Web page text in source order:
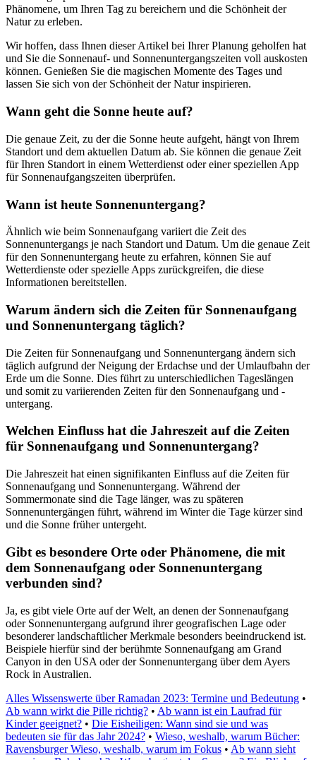
Phänomene, um Ihren Tag zu bereichern und die Schönheit der
Natur zu erleben.
Wir hoffen, dass Ihnen dieser Artikel bei Ihrer Planung geholfen hat
und Sie die Sonnenauf- und Sonnenuntergangszeiten voll auskosten
können. Genießen Sie die magischen Momente des Tages und
lassen Sie sich von der Schönheit der Natur inspirieren.
Wann geht die Sonne heute auf?
Die genaue Zeit, zu der die Sonne heute aufgeht, hängt von Ihrem
Standort und dem aktuellen Datum ab. Sie können die genaue Zeit
für Ihren Standort in einem Wetterdienst oder einer speziellen App
für Sonnenaufgangszeiten überprüfen.
Wann ist heute Sonnenuntergang?
Ähnlich wie beim Sonnenaufgang variiert die Zeit des
Sonnenuntergangs je nach Standort und Datum. Um die genaue Zeit
für den Sonnenuntergang heute zu erfahren, können Sie auf
Wetterdienste oder spezielle Apps zurückgreifen, die diese
Informationen bereitstellen.
Warum ändern sich die Zeiten für Sonnenaufgang
und Sonnenuntergang täglich?
Die Zeiten für Sonnenaufgang und Sonnenuntergang ändern sich
täglich aufgrund der Neigung der Erdachse und der Umlaufbahn der
Erde um die Sonne. Dies führt zu unterschiedlichen Tageslängen
und somit zu variierenden Zeiten für den Sonnenaufgang und -
untergang.
Welchen Einfluss hat die Jahreszeit auf die Zeiten
für Sonnenaufgang und Sonnenuntergang?
Die Jahreszeit hat einen signifikanten Einfluss auf die Zeiten für
Sonnenaufgang und Sonnenuntergang. Während der
Sommermonate sind die Tage länger, was zu späteren
Sonnenuntergängen führt, während im Winter die Tage kürzer sind
und die Sonne früher untergeht.
Gibt es besondere Orte oder Phänomene, die mit
dem Sonnenaufgang oder Sonnenuntergang
verbunden sind?
Ja, es gibt viele Orte auf der Welt, an denen der Sonnenaufgang
oder Sonnenuntergang aufgrund ihrer geografischen Lage oder
besonderer landschaftlicher Merkmale besonders beeindruckend ist.
Beispiele hierfür sind der berühmte Sonnenaufgang am Grand
Canyon in den USA oder der Sonnenuntergang über dem Ayers
Rock in Australien.
Alles Wissenswerte über Ramadan 2023: Termine und Bedeutung •
Ab wann wirkt die Pille richtig? • Ab wann ist ein Laufrad für
Kinder geeignet? • Die Eisheiligen: Wann sind sie und was
bedeuten sie für das Jahr 2024? • Wieso, weshalb, warum Bücher:
Ravensburger Wieso, weshalb, warum im Fokus • Ab wann sieht